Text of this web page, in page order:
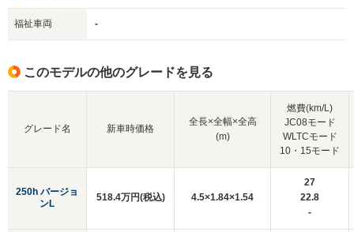
福祉車両 -
このモデルの他のグレードを見る
グレード名
250h バージョ
ンL
新車時価格
全長×全幅×全高
(m)
燃費(km/L)
JC08モード
WLTCモード
10・15モード
518.4万円(税込) 4.5×1.84×1.54
27
22.8
-